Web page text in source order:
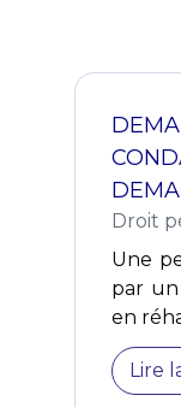
Droit
Une
par
en
Lire